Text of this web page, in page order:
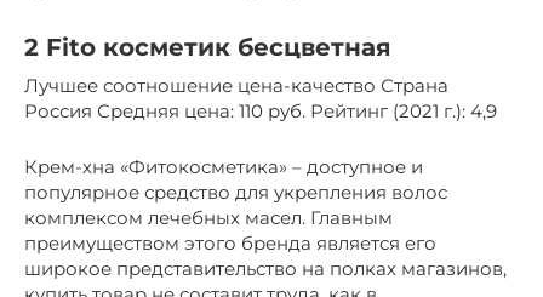
2 Fito косметик бесцветная
Лучшее соотношение цена-качество Страна
Россия Средняя цена: 110 руб. Рейтинг (2021 г.): 4,9
Крем-хна «Фитокосметика» – доступное и
популярное средство для укрепления волос
комплексом лечебных масел. Главным
преимуществом этого бренда является его
широкое представительство на полках магазинов,